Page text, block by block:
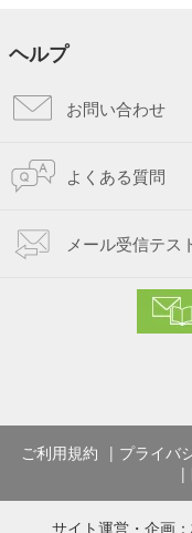
ヘルプ
お問い合わせ
よくある質問
メール受信テス
ご利用規約 プライバ
サイト運営・企画：